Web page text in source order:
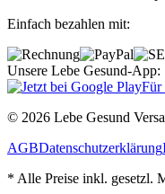
Einfach bezahlen mit:
Unsere Lebe Gesund-App:
Für
© 2026 Lebe Gesund
AGBDatenschutzerklärung
* Alle Preise inkl. gesetzl.